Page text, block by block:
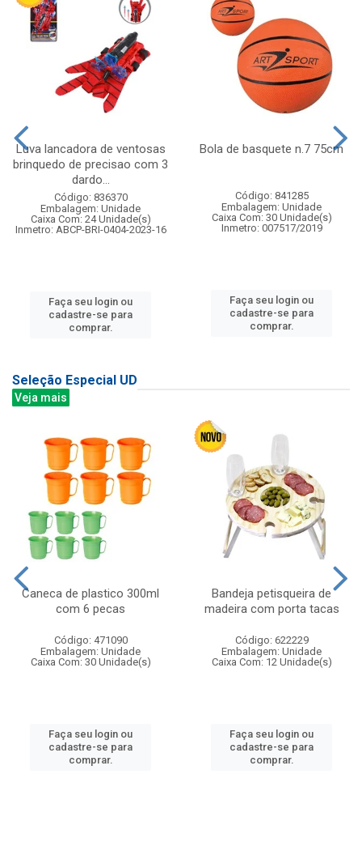
Luva lancadora de ventosas
brinquedo de precisao com 3
dardo...
Código: 836370
Embalagem: Unidade
Caixa Com: 24 Unidade(s)
Inmetro: ABCP-BRI-0404-2023-16
Faça seu login ou
cadastre-se para
comprar.
Bola de basquete n.7 75cm
Código: 841285
Embalagem: Unidade
Caixa Com: 30 Unidade(s)
Inmetro: 007517/2019
Faça seu login ou
cadastre-se para
comprar.
Seleção Especial UD
Veja mais
Caneca de plastico 300ml
com 6 pecas
Código: 471090
Embalagem: Unidade
Caixa Com: 30 Unidade(s)
Faça seu login ou
cadastre-se para
comprar.
Bandeja petisqueira de
madeira com porta tacas
Código: 622229
Embalagem: Unidade
Caixa Com: 12 Unidade(s)
Faça seu login ou
cadastre-se para
comprar.